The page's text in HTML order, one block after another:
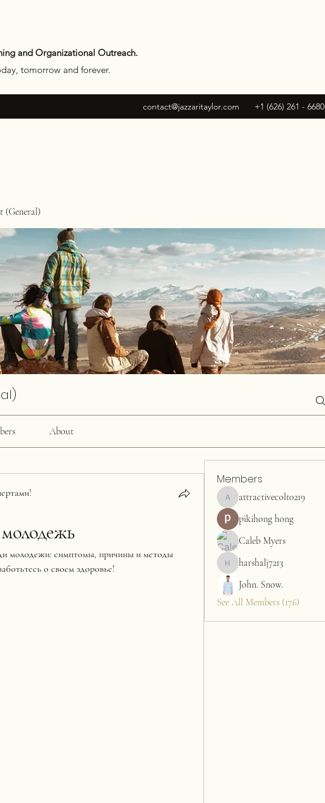
and Organizational Outreach.
tomorrow and forever.
contact@jazzaritaylor.com +1 (626) 261 - 6680
(General)
About
молодежи: симптомы, причины и методы
о своем здоровье!
Members
attractivecolt0219
attractivecolt0219
pikihong hong
Caleb Myers
harshalj7213
harshalj7213
John. Snow.
See All Members (176)